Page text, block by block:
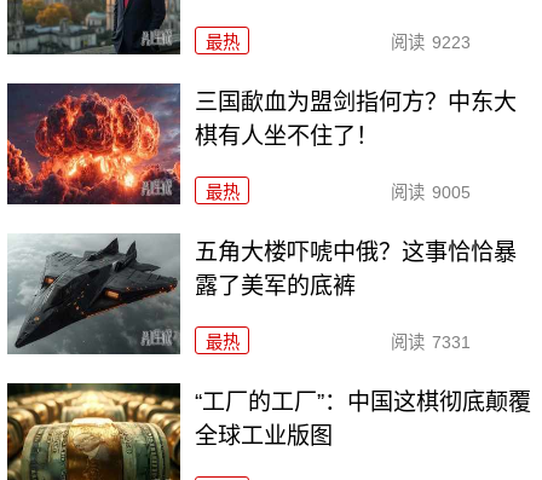
最热 阅读 9223
三国歃血为盟剑指何方？中东大
棋有人坐不住了！
最热 阅读 9005
五角大楼吓唬中俄？这事恰恰暴
露了美军的底裤
最热 阅读 7331
“工厂的工厂”：中国这棋彻底颠覆
全球工业版图